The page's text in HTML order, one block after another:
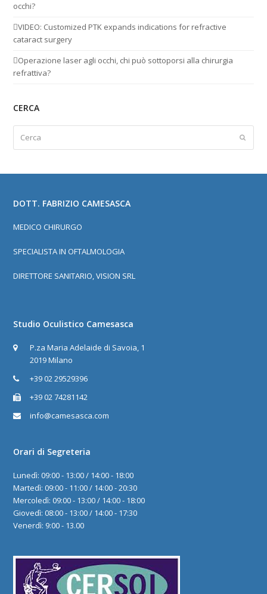
occhi?
VIDEO: Customized PTK expands indications for refractive
cataract surgery
Operazione laser agli occhi, chi può sottoporsi alla chirurgia
refrattiva?
CERCA
Invia
DOTT. FABRIZIO CAMESASCA
MEDICO CHIRURGO
SPECIALISTA IN OFTALMOLOGIA
DIRETTORE SANITARIO, VISION SRL
Studio Oculistico Camesasca
P.za Maria Adelaide di Savoia, 1
2019 Milano
+39 02 29529396
+39 02 74281142
info@camesasca.com
Orari di Segreteria
Lunedì: 09:00 - 13:00 / 14:00 - 18:00
Martedì: 09:00 - 11:00 / 14:00 - 20:30
Mercoledì: 09:00 - 13:00 / 14:00 - 18:00
Giovedì: 08:00 - 13:00 / 14:00 - 17:30
Venerdì: 9:00 - 13.00